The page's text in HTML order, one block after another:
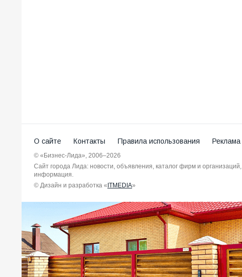
О сайте Контакты Правила использования
© «Бизнес-Лида», 2006–2026
Сайт города Лида: новости, объявления, каталог фирм и
информация.
© Дизайн и разработка «ITMEDIA»